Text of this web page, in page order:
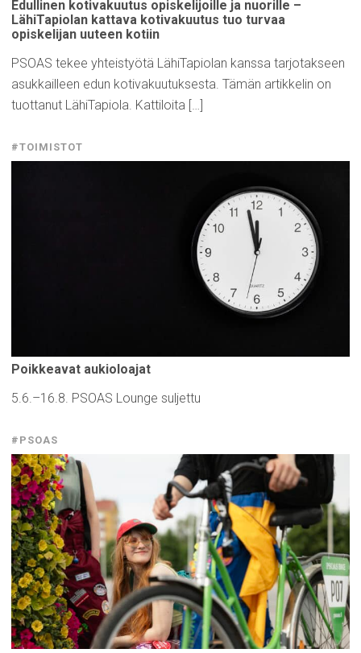
Edullinen kotivakuutus opiskelijoille ja nuorille –
LähiTapiolan kattava kotivakuutus tuo turvaa
opiskelijan uuteen kotiin
PSOAS tekee yhteistyötä LähiTapiolan kanssa tarjotakseen
asukkailleen edun kotivakuutuksesta. Tämän artikkelin on
tuottanut LähiTapiola. Kattiloita […]
#TOIMISTOT
Poikkeavat aukioloajat
5.6.–16.8. PSOAS Lounge suljettu
#PSOAS